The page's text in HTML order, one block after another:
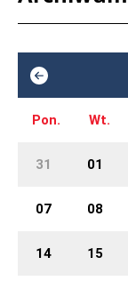
Pon. Wt.
31 01
07 08
14 15